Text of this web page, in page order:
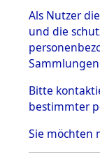
mente
5.
5.3
5.3.1
zu
en
5.3.2
Als Nutzer
und die
Bitte
bestimmter
Sie möchten